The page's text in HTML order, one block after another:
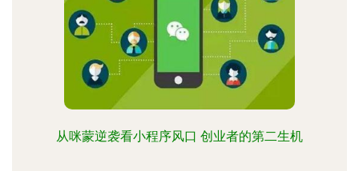
从咪蒙逆袭看小程序风口 创业者的第二生机